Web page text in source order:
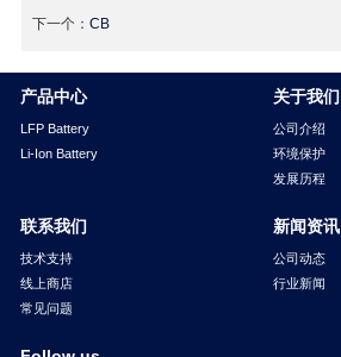
下一个： CB
产品中心
LFP Battery
Li-Ion Battery
关于我们
公司介绍
环境保护
发展历程
联系我们
技术支持
线上商店
常见问题
新闻资讯
公司动态
行业新闻